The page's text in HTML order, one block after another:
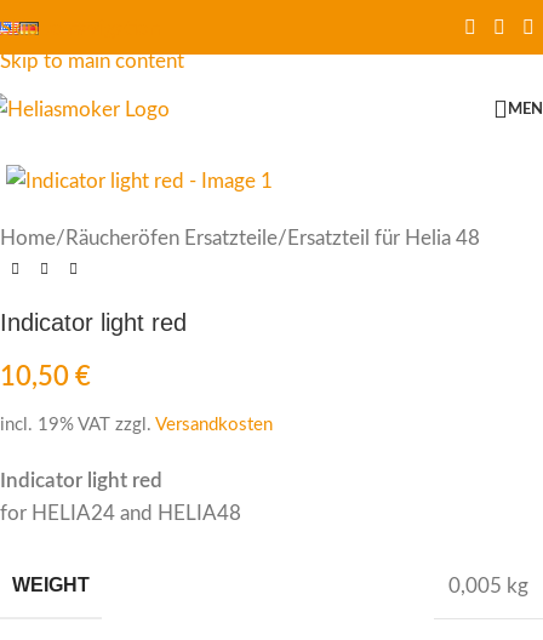
Skip to navigation
Skip to main content
Home/ Räucheröfen Ersatzteile/ Ersatzteil für Helia 48
Indicator light red
10,50 €
incl. 19% VAT zzgl. Versandkosten
Indicator light red
for HELIA24 and HELIA48
WEIGHT 0,005 kg